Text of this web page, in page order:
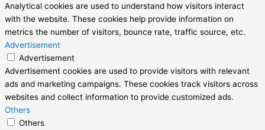
Analytical cookies are used to understand how visitors interact
with the website. These cookies help provide information on
metrics the number of visitors, bounce rate, traffic source, etc.
Advertisement
Advertisement
Advertisement cookies are used to provide visitors with relevant
ads and marketing campaigns. These cookies track visitors across
websites and collect information to provide customized ads.
Others
Others